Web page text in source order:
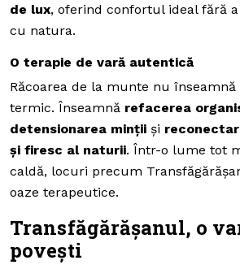
de lux, oferind confortul ideal fără
cu natura.
O terapie de vară autentică
Răcoarea de la munte nu
termic. Înseamnă refacerea
detensionarea minții și
și firesc al naturii. Într-o lume tot
caldă, locuri precum
oaze terapeutice.
Transfăgărășanul, o
povești